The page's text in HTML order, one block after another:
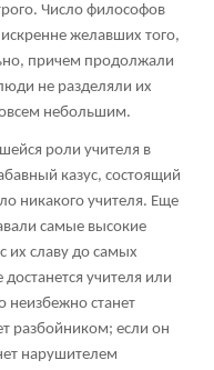
Число философов
желавших того,
причем продолжали
не разделяли их
небольшим.
роли учителя в
казус, состоящий
никакого учителя. Еще
самые высокие
их славу до самых
учителя или
неизбежно станет
разбойником; если он
нарушителем